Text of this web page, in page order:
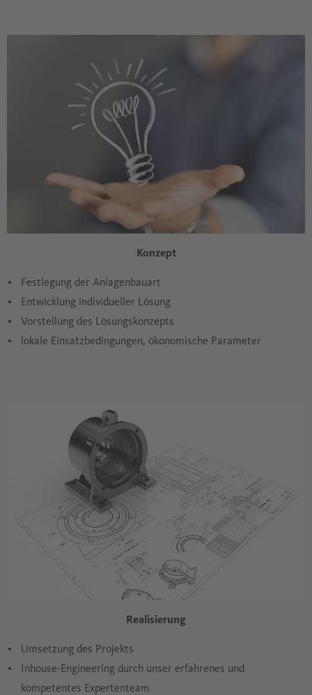
Konzept
Festlegung der Anlagenbauart
Entwicklung individueller Lösung
Vorstellung des Lösungskonzepts
lokale Einsatzbedingungen, ökonomische Parameter
Realisierung
Umsetzung des Projekts
Inhouse-Engineering durch unser erfahrenes und
kompetentes Expertenteam